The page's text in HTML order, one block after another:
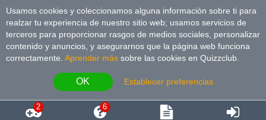
Usamos cookies y coleccionamos alguna información sobre ti para
realzar tu experiencia de nuestro sitio web; usamos servicios de
terceros para proporcionar rasgos de medios sociales, personalizar
contenido y anuncios, y asegurarnos que la página web funciona
correctamente. Aprender más sobre las cookies en Quizzclub.
OK Establecer preferencias
2 6